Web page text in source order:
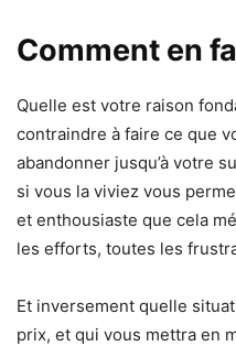
Comment en
Quelle est votre raison
contraindre à faire ce que
abandonner jusqu’à votre
si vous la viviez vous
et enthousiaste que cela
les efforts, toutes les
Et inversement quelle
prix, et qui vous mettra en